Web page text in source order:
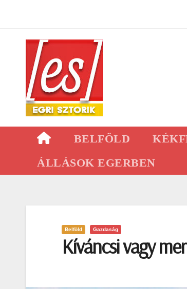
content
BELFÖLD
ÁLLÁSOK EGERBEN
Belföld Gazdaság
Kíváncsi vagy